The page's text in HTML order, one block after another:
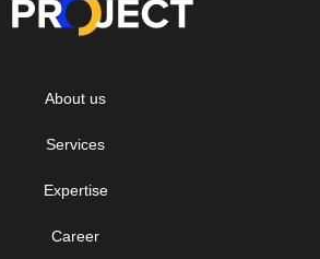
About us
Services
Expertise
Career